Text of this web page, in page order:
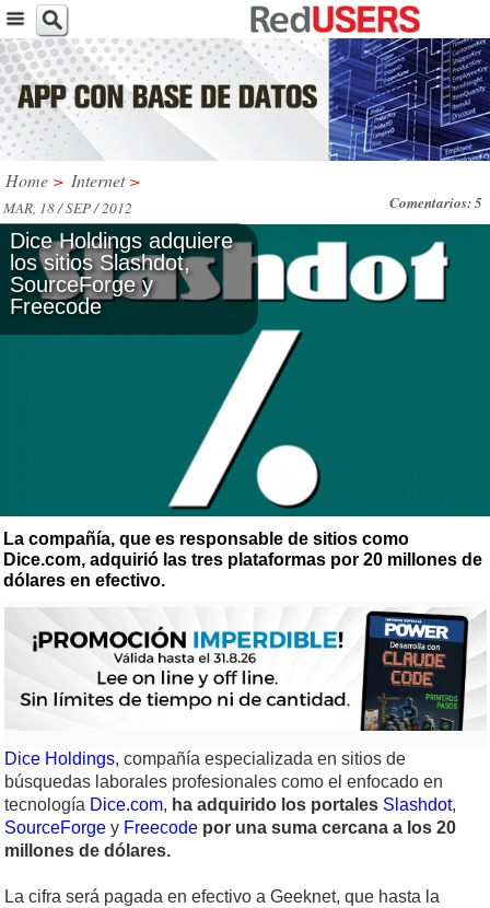
Home > Internet >
Comentarios: 5
MAR, 18 / SEP / 2012
Dice Holdings adquiere
los sitios Slashdot,
SourceForge y
Freecode
La compañía, que es responsable de sitios como
Dice.com, adquirió las tres plataformas por 20 millones de
dólares en efectivo.
Dice Holdings, compañía especializada en sitios de
búsquedas laborales profesionales como el enfocado en
tecnología Dice.com, ha adquirido los portales Slashdot,
SourceForge y Freecode por una suma cercana a los 20
millones de dólares.
La cifra será pagada en efectivo a Geeknet, que hasta la